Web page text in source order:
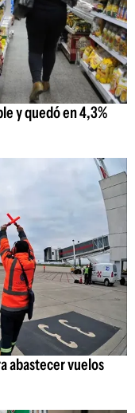
y quedó en 4,3%
abastecer vuelos